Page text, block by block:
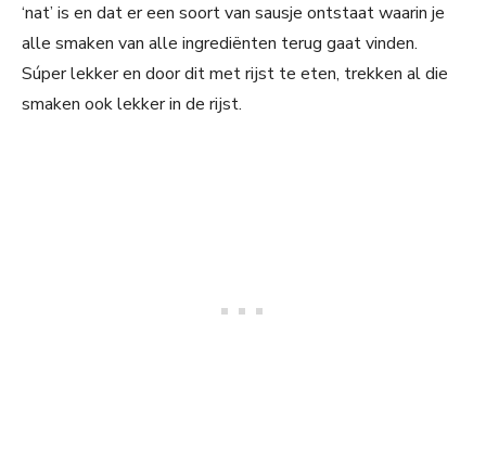
‘nat’ is en dat er een soort van sausje ontstaat waarin je
alle smaken van alle ingrediënten terug gaat vinden.
Súper lekker en door dit met rijst te eten, trekken al die
smaken ook lekker in de rijst.